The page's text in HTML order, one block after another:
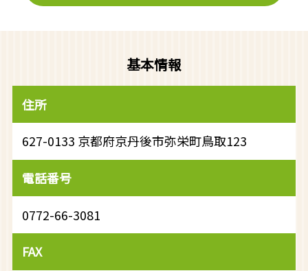
基本情報
住所
627-0133 京都府京丹後市弥栄町鳥取123
電話番号
0772-66-3081
FAX